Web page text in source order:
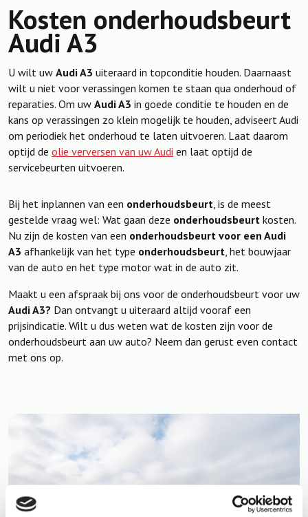
Kosten onderhoudsbeurt
Audi A3
U wilt uw Audi A3 uiteraard in topconditie houden. Daarnaast
wilt u niet voor verassingen komen te staan qua onderhoud of
reparaties. Om uw Audi A3 in goede conditie te houden en de
kans op verassingen zo klein mogelijk te houden, adviseert Audi
om periodiek het onderhoud te laten uitvoeren. Laat daarom
optijd de olie verversen van uw Audi en laat optijd de
servicebeurten uitvoeren.
Bij het inplannen van een onderhoudsbeurt , is de meest
gestelde vraag wel: Wat gaan deze onderhoudsbeurt kosten.
Nu zijn de kosten van een onderhoudsbeurt voor een Audi
A3 afhankelijk van het type onderhoudsbeurt , het bouwjaar
van de auto en het type motor wat in de auto zit.
Maakt u een afspraak bij ons voor de onderhoudsbeurt voor uw
Audi A3? Dan ontvangt u uiteraard altijd vooraf een
prijsindicatie. Wilt u dus weten wat de kosten zijn voor de
onderhoudsbeurt aan uw auto? Neem dan gerust even contact
met ons op.